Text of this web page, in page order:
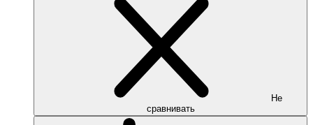
Не
сравнивать